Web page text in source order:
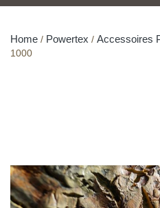
Home Powertex Accessoires
1000